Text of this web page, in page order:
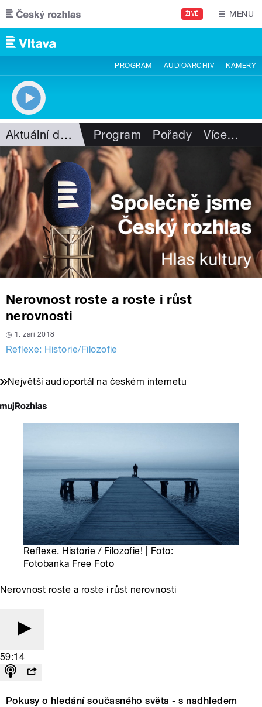
Přejít k hlavnímu obsahu
ŽIVĚ MENU
PROGRAM AUDIOARCHIV KAMERY
Aktuální dění Program Pořady Více…
Nerovnost roste a roste i růst
nerovnosti
1. září 2018
Reflexe: Historie/Filozofie
Největší audioportál na českém internetu
Reflexe. Historie / Filozofie! | Foto:
Fotobanka Free Foto
Nerovnost roste a roste i růst nerovnosti
59:14
Pokusy o hledání současného světa - s nadhledem